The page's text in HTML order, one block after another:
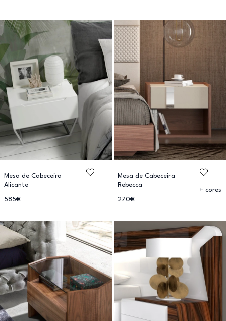
Mesa de Cabeceira
Alicante
585€
Mesa de Cabeceira
Rebecca
270€
+ cores